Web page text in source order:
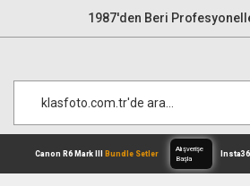
1987'den Beri